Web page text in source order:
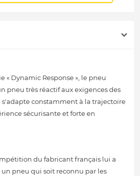
« Dynamic Response », le pneu
pneu très réactif aux exigences des
s'adapte constamment à la trajectoire
sécurisante et forte en
du fabricant français lui a
pneu qui soit reconnu par les